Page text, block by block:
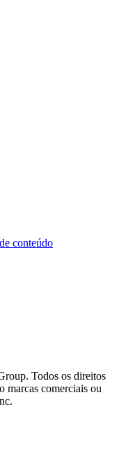
conteúdo
Todos os direitos
marcas comerciais ou